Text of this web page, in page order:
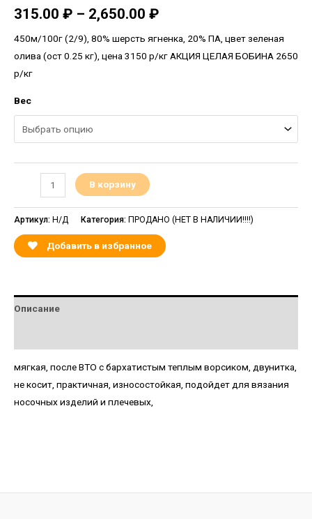
315.00 ₽ – 2,650.00 ₽
450м/100г (2/9), 80% шерсть ягненка, 20% ПА, цвет зеленая
олива (ост 0.25 кг), цена 3150 р/кг АКЦИЯ ЦЕЛАЯ БОБИНА 2650
р/кг
Вес
В корзину
Артикул: Н/Д Категория: ПРОДАНО (НЕТ В НАЛИЧИИ!!!!)
Добавить в избранное
Описание
мягкая, после ВТО с бархатистым теплым ворсиком, двунитка,
не косит, практичная, износостойкая, подойдет для вязания
носочных изделий и плечевых,